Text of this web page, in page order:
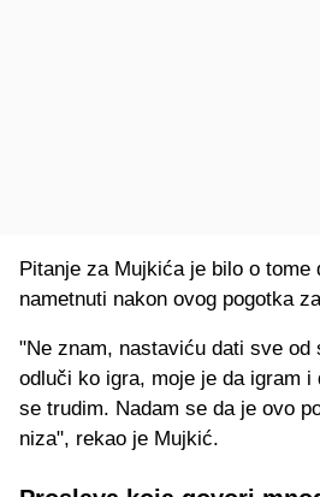
Pitanje za Mujkića je bilo o tome
nametnuti nakon ovog pogotka
"Ne znam, nastaviću dati sve od
odluči ko igra, moje je da igram i
se trudim. Nadam se da je ovo
niza", rekao je Mujkić.